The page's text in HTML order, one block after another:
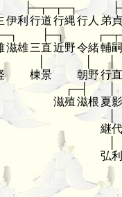
├─┬─┬─┐
伊利 行道行縄行人 弟貞
├─┐
滋雄三直近野令緒輔嗣
│
棟景 朝野行直
┌─┤
滋殖滋根 夏影
継代
弘利